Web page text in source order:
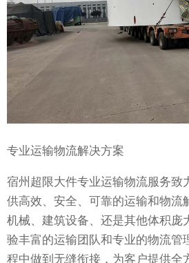
专业运输物流解决方案
宿州超限大件专业运输物流服务致
供高效、安全、可靠的运输和物流
机械、建筑设备、还是其他体积庞
验丰富的运输团队和专业的物流管
程中做到无缝衔接，为客户提供全